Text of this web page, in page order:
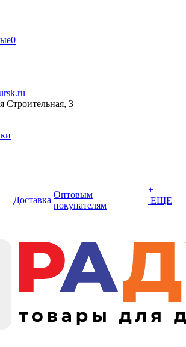
0
Строительная, 3
Доставка
Оптовым
покупателям
+
ЕЩЕ